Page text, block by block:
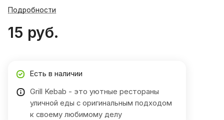
Подробности
15 руб.
Есть в наличии
Grill Kebab - это уютные рестораны
уличной еды с оригинальным подходом
к своему любимому делу